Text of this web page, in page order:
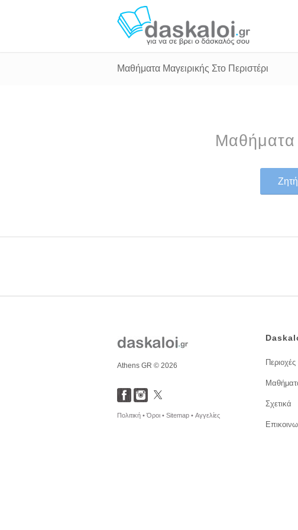
Μαθήματα Μαγειρικής Στο Περιστέρι
Μαθήματα
Athens GR © 2026
Πολιτική •Όροι • Sitemap • Αγγελίες
Σχετικά